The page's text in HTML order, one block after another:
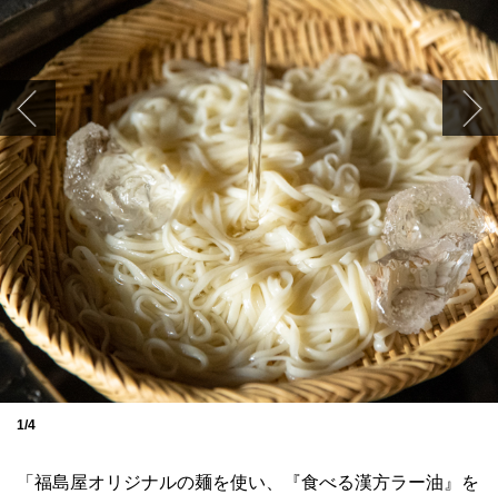
1/4
「福島屋オリジナルの麺を使い、『食べる漢方ラー油』を